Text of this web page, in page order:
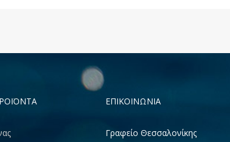
ΕΠΙΚΟΙΝΩΝΊΑ
Γραφείο Θεσσαλονίκης